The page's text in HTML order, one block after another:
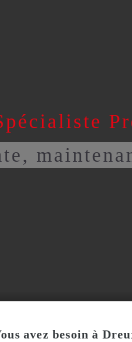
avez besoin à